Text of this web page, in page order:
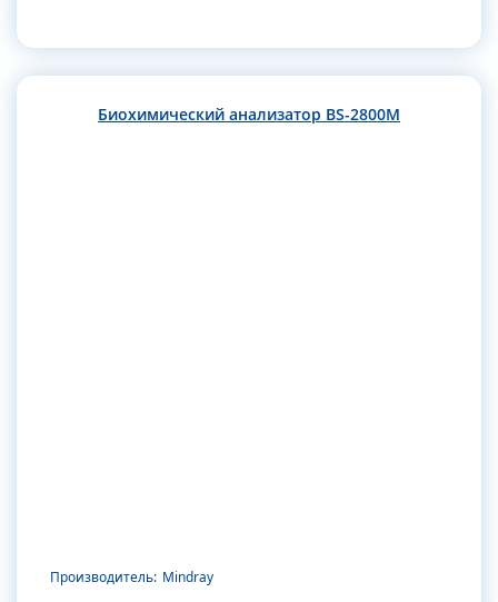
Биохимический анализатор BS-2800M
Производитель: Mindray